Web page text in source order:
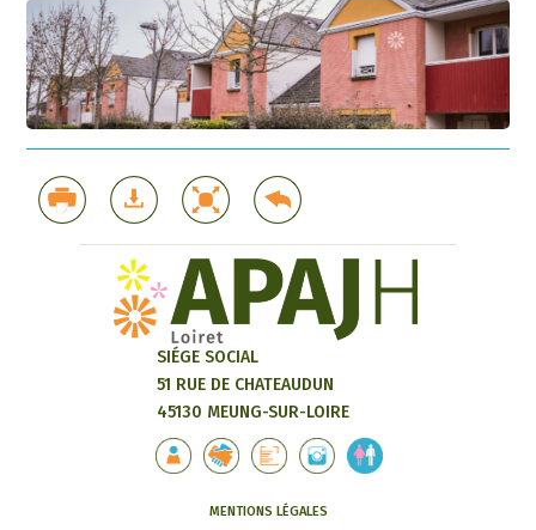
SIÉGE SOCIAL
51 RUE DE CHATEAUDUN
45130 MEUNG-SUR-LOIRE
MENTIONS LÉGALES